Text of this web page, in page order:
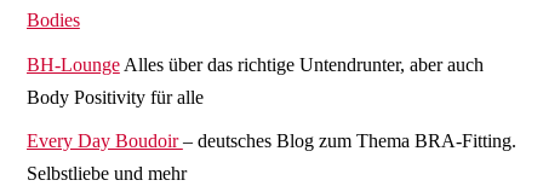
Bodies
BH-LoungeAlles über das richtige Untendrunter, aber auch
Body Positivity für alle
Every Day Boudoir– deutsches Blog zum Thema BRA-Fitting.
Selbstliebe und mehr